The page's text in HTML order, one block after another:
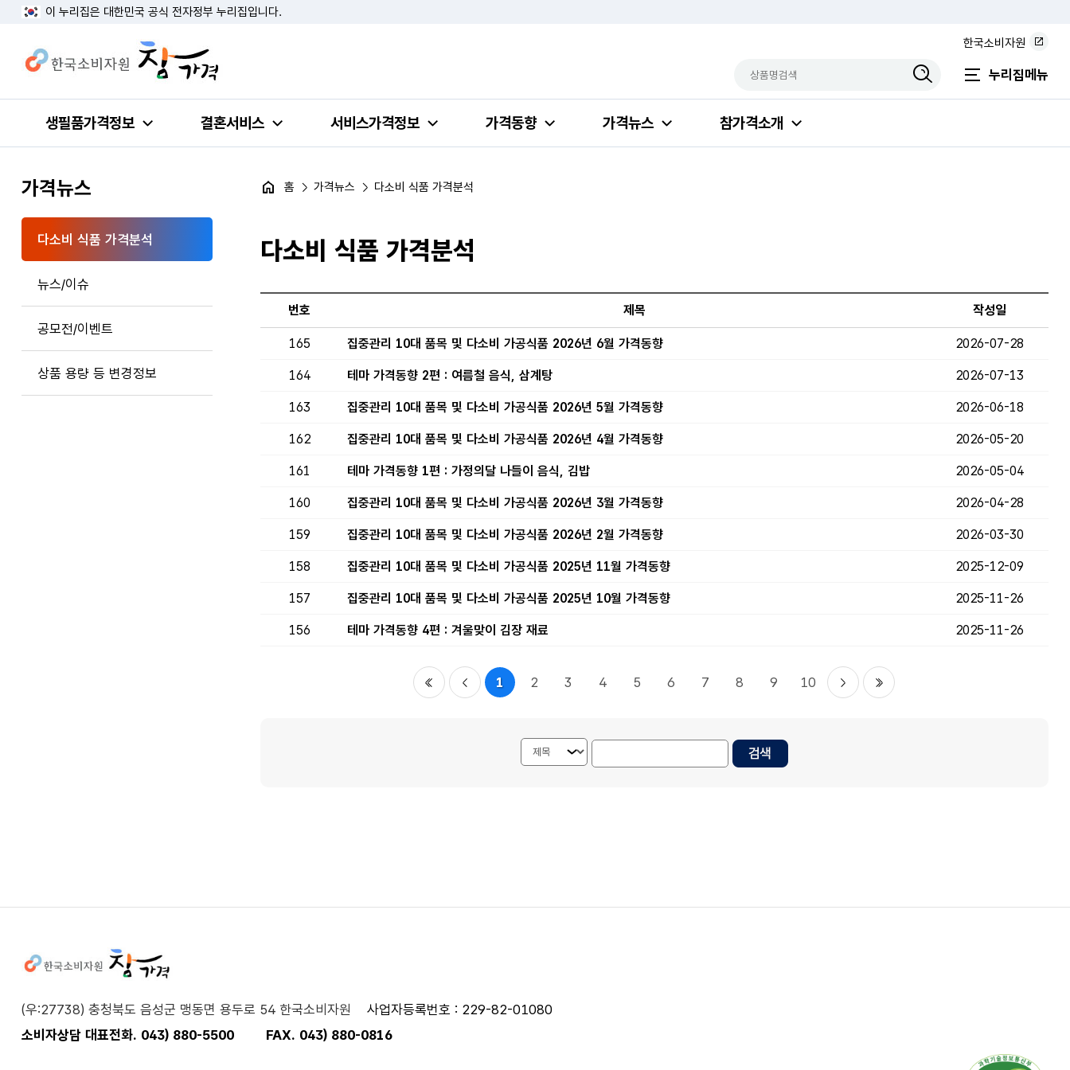
이 누리집은 대한민국 공식 전자정부 누리집입니다.
한국소비자원
누리집메뉴
생필품가격정보 결혼서비스 서비스가격정보 가격동향 가격뉴스 참가격소개
가격뉴스
다소비 식품 가격분석
뉴스/이슈
공모전/이벤트
상품 용량 등 변경정보
홈 가격뉴스 다소비 식품 가격분석
다소비 식품 가격분석
번호 제목 작성일
165 집중관리 10대 품목 및 다소비 가공식품 2026년 6월 가격동향 2026-07-28
164 테마 가격동향 2편 : 여름철 음식, 삼계탕 2026-07-13
163 집중관리 10대 품목 및 다소비 가공식품 2026년 5월 가격동향 2026-06-18
162 집중관리 10대 품목 및 다소비 가공식품 2026년 4월 가격동향 2026-05-20
161 테마 가격동향 1편 : 가정의달 나들이 음식, 김밥 2026-05-04
160 집중관리 10대 품목 및 다소비 가공식품 2026년 3월 가격동향 2026-04-28
159 집중관리 10대 품목 및 다소비 가공식품 2026년 2월 가격동향 2026-03-30
158 집중관리 10대 품목 및 다소비 가공식품 2025년 11월 가격동향 2025-12-09
157 집중관리 10대 품목 및 다소비 가공식품 2025년 10월 가격동향 2025-11-26
156 테마 가격동향 4편 : 겨울맞이 김장 재료 2025-11-26
1 2 3 4 5 6 7 8 9 10
(우:27738) 충청북도 음성군 맹동면 용두로 54 한국소비자원
사업자등록번호 : 229-82-01080
소비자상담 대표전화. 043) 880-5500
FAX. 043) 880-0816